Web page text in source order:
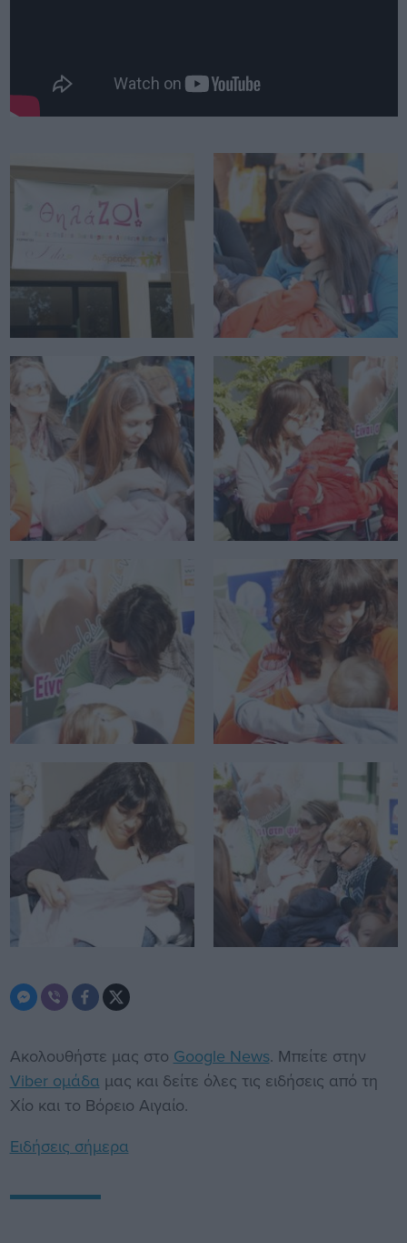
Ακολουθήστε μας στο Google News. Μπείτε στην
Viber ομάδα μας και δείτε όλες τις ειδήσεις από τη
Χίο και το Βόρειο Αιγαίο.
Ειδήσεις σήμερα